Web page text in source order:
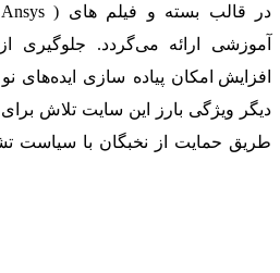
آموزشی ارائه می‌گردد. جلوگیری
افزایش امکان پیاده سازی ایده‌های
دیگر ویژگی بارز این سایت تلاش
طریق حمایت از نخبگان با سیاست